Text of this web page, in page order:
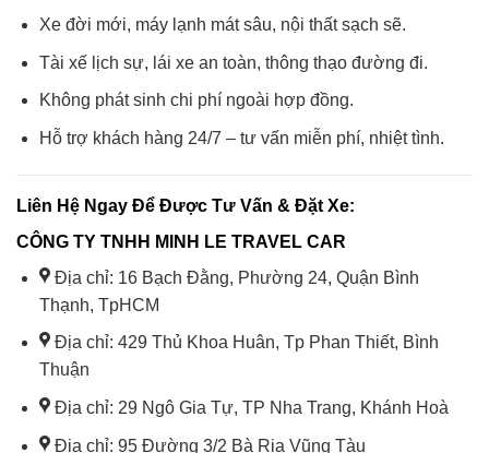
Xe đời mới, máy lạnh mát sâu, nội thất sạch sẽ.
Tài xế lịch sự, lái xe an toàn, thông thạo đường đi.
Không phát sinh chi phí ngoài hợp đồng.
Hỗ trợ khách hàng 24/7 – tư vấn miễn phí, nhiệt tình.
Liên Hệ Ngay Để Được Tư Vấn & Đặt Xe:
CÔNG TY TNHH MINH LE TRAVEL CAR
Địa chỉ: 16 Bạch Đằng, Phường 24, Quận Bình
Thạnh, TpHCM
Địa chỉ: 429 Thủ Khoa Huân, Tp Phan Thiết, Bình
Thuận
Địa chỉ: 29 Ngô Gia Tự, TP Nha Trang, Khánh Hoà
Địa chỉ: 95 Đường 3/2 Bà Rịa Vũng Tàu